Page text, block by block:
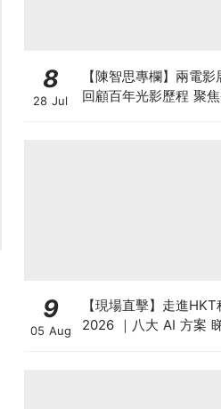
8
28 Jul
【陳智思專欄】兩電
回顧百年光影歷程 聚
9
05 Aug
【現場直擊】走進HKT
2026 ｜八大 AI 方案